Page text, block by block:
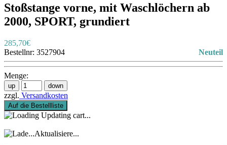
Stoßstange vorne, mit Waschlöchern ab
2000, SPORT, grundiert
285,70€
Bestellnr: 3527904 Neuteil
Menge:
zzgl. Versandkosten
Auf die Bestellliste
Updating cart...
Aktualisiere...